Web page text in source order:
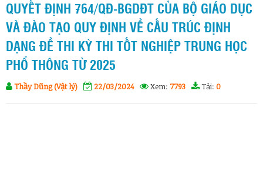
QUYẾT ĐỊNH 764/QĐ-BGDĐT CỦA BỘ GIÁO DỤC
VÀ ĐÀO TẠO QUY ĐỊNH VỀ CẤU TRÚC ĐỊNH
DẠNG ĐỀ THI KỲ THI TỐT NGHIỆP TRUNG HỌC
PHỔ THÔNG TỪ 2025
Thầy Dũng (Vật lý) 22/03/2024 Xem: 7793 Tải: 0